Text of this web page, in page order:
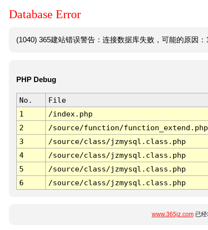
Database Error
(1040) 365建站错误警告：连接数据库失败，可能的原因
PHP Debug
No. File
1
/index.php
2
/source/function/function_extend.php
3
/source/class/jzmysql.class.php
4
/source/class/jzmysql.class.php
5
/source/class/jzmysql.class.php
6
/source/class/jzmysql.class.php
www.365jz.com已经